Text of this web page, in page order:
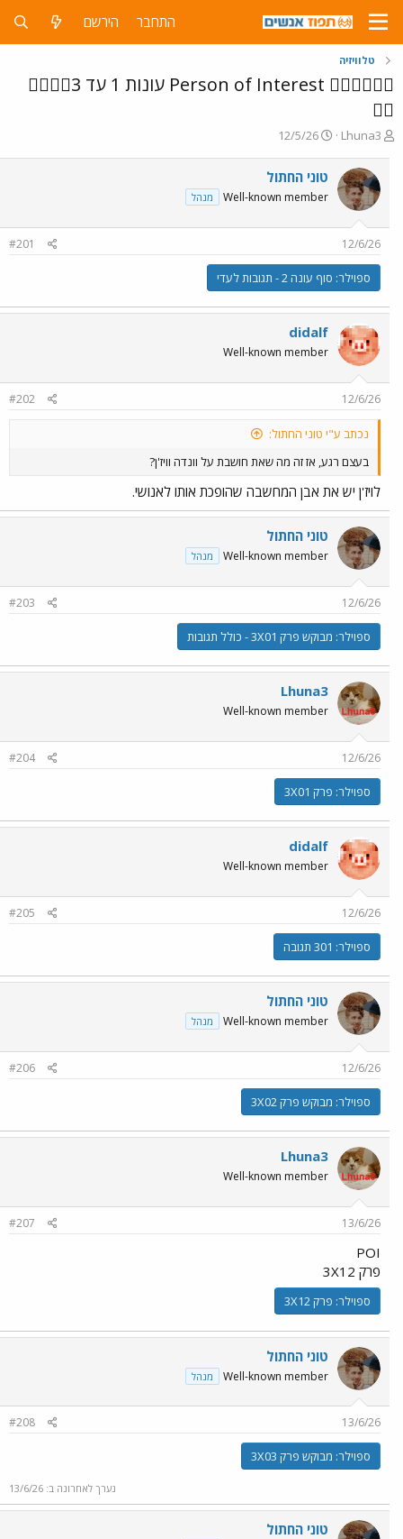
התחבר הירשם
טלוויזיה
🕵️‍♂️🕵️‍♂️🕵️‍♂️ Person of Interest עונות 1 עד 3🕵️‍♂️🕵️‍♂️
🕵️‍♂️
פ
ח
ה
ו
ש
א
Lhuna3
פ
ס
ם
ת
ר
י
ך
12/5/26
טוני החתול
Well-known member מנהל
12/6/26
#201
ספוילר: סוף עונה 2 - תגובות לעדי
didalf
Well-known member
12/6/26
#202
נכתב ע"י טוני החתול:
בעצם רגע, אז זה מה שאת חושבת על וונדה וויז'ן?
לויז'ן יש את אבן המחשבה שהופכת אותו לאנושי.
טוני החתול
Well-known member מנהל
12/6/26
#203
ספוילר: מבוקש פרק 3X01 - כולל תגובות
Lhuna3
Well-known member
12/6/26
#204
ספוילר: פרק 3X01
didalf
Well-known member
12/6/26
#205
ספוילר: 301 תגובה
טוני החתול
Well-known member מנהל
12/6/26
#206
ספוילר: מבוקש פרק 3X02
Lhuna3
Well-known member
13/6/26
#207
POI
פרק 3X12
ספוילר: פרק 3X12
טוני החתול
Well-known member מנהל
13/6/26
#208
ספוילר: מבוקש פרק 3X03
נערך לאחרונה ב: 13/6/26
טוני החתול